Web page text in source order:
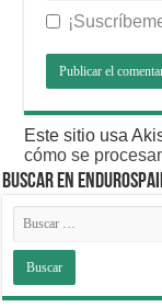
Este sitio usa
cómo se
BUSCAR EN